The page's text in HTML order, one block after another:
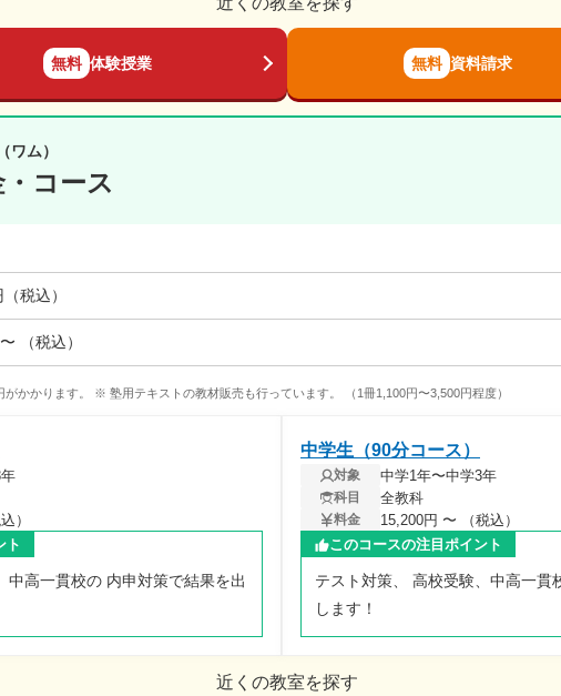
無料 体験授業 無料 資料請求
ワム）
コース
税込）
（税込）
かかります。 ※ 塾用テキストの教材販売も行っています。 （1冊1,100円〜3,500円程度）
）
ト
中高一貫校の 内申対策で結果を出
中学生（90分コース）
対象 中学1年〜中学3年
科目 全教科
料金
15,200円 〜 （税込）
このコースの注目ポイント
テスト対策、 高校受験、中高一貫
します！
近くの教室を探す